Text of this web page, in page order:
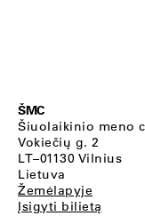
ŠMC
Šiuolaikinio meno
Vokiečių g. 2
LT–01130 Vilnius
Lietuva
Žemėlapyje
Įsigyti bilietą